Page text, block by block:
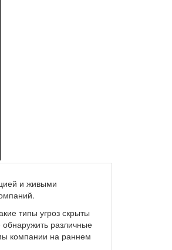
и живыми
типы угроз скрыты
различные
компании на раннем